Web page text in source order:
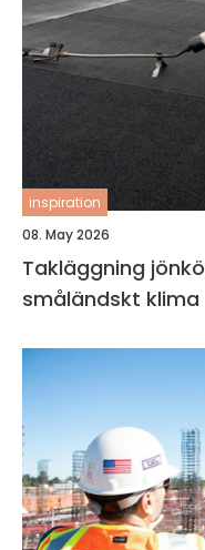
inspiration
08. May 2026
Takläggning jönköping
småländskt klima